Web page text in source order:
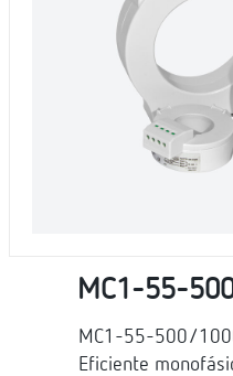
MC1-55-
MC1-55-500/
Eficiente